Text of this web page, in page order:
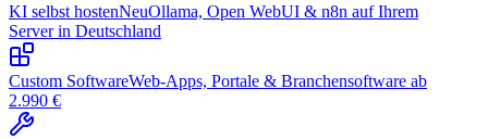
KI selbst hostenNeuOllama, Open WebUI & n8n auf Ihrem
Server in Deutschland
Custom SoftwareWeb-Apps, Portale & Branchensoftware ab
2.990 €